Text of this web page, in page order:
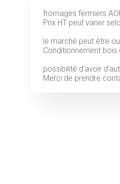
fromages fermiers
Prix HT peut varier
le marché peut être
Conditionnement bois
possibilité d'avoir
Merci de prendre